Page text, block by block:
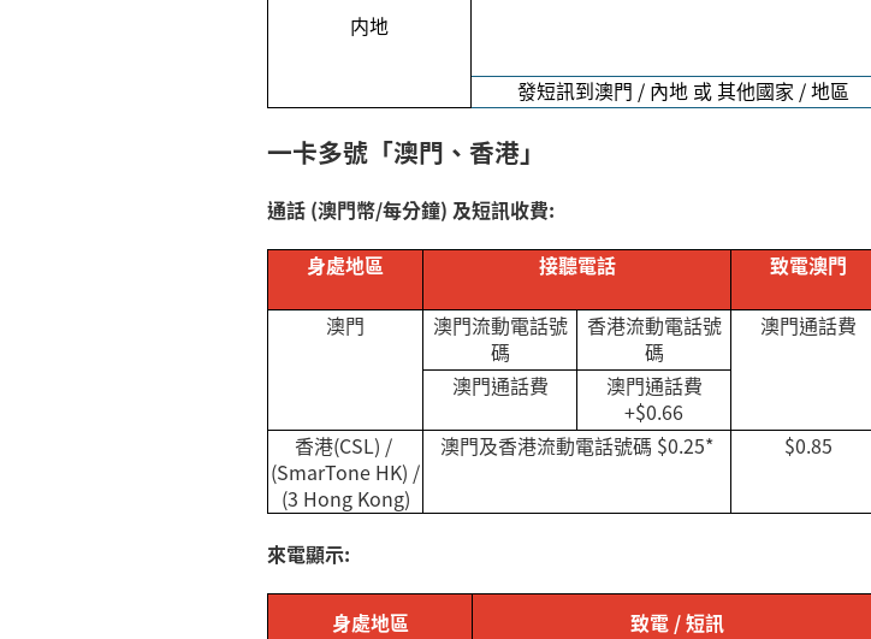
内地
發短訊到澳門 / 內地 或 其他國家 /地區
一卡多號「澳門、香港」
通話 (澳門幣/每分鐘) 及短訊收費:
身處地區
接聽電話 致電澳門
澳門
澳門流動電話號
碼
香港流動電話號
碼
澳門通話費
澳門通話費
澳門通話費
+$0.66
香港(CSL) /
(SmarTone HK) /
(3 Hong Kong)
澳門及香港流動電話號碼 $0.25* $0.85
來電顯示:
身處地區 致電 /短訊